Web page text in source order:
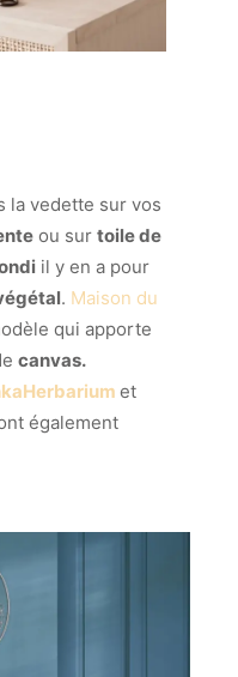
la vedette sur vos
ou sur toile de
il y en a pour
. Maison du
qui apporte
canvas.
et
également